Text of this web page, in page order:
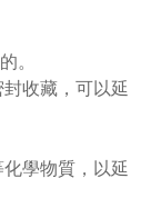
。
收藏，可以延
學物質，以延